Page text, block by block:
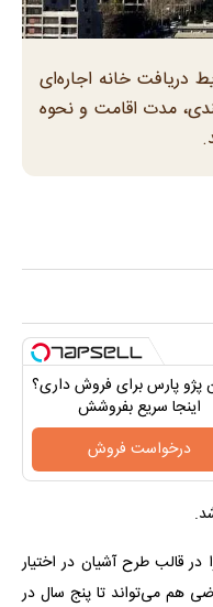
دریافت خانه اجاره‌ای
مدت اقامت و نحوه
پژو پارس برای فروش داری؟
اینجا سریع بفروشش
درخواست فروش
در قالب طرح آشیان در اختیار
هم می‌تواند تا پنج سال در